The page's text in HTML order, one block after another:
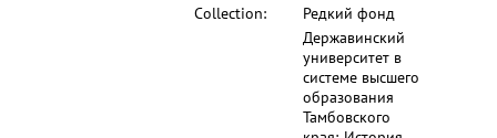
Collection:
Редкий фонд
Державинский
университет в
системе высшего
образования
Тамбовского